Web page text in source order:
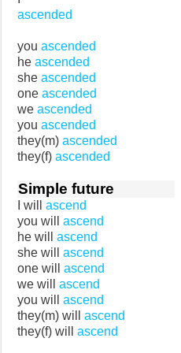
ascended
you ascended
he ascended
she ascended
one ascended
we ascended
you ascended
they(m) ascended
they(f) ascended
Simple future
I will ascend
you will ascend
he will ascend
she will ascend
one will ascend
we will ascend
you will ascend
they(m) will ascend
they(f) will ascend